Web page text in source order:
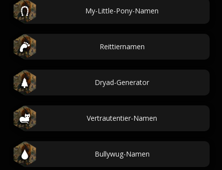
My-Little-Pony-Namen
Reittiernamen
Dryad-Generator
Vertrautentier-Namen
Bullywug-Namen